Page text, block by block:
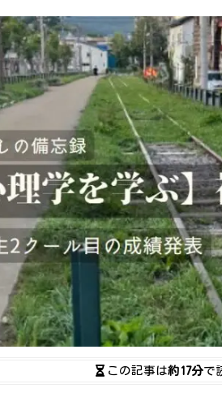
この記事は約17分で